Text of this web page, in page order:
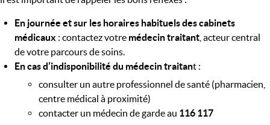
En journée et sur les horaires habituels des cabinets
médicaux : contactez votre médecin traitant , acteur central
de votre parcours de soins.
En cas d’indisponibilité du médecin traitant :
consulter un autre professionnel de santé (pharmacien,
centre médical à proximité)
contacter un médecin de garde au 116 117